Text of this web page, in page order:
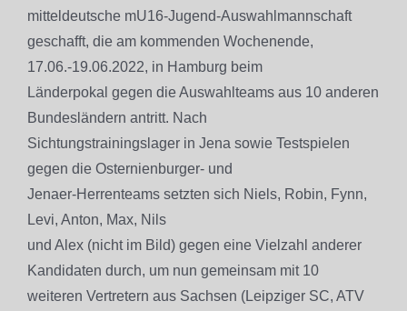
Bild
mitteldeutsche mU16-Jugend-Auswahlmannschaft
geschafft, die am kommenden Wochenende,
17.06.-19.06.2022, in Hamburg beim
Länderpokal gegen die Auswahlteams aus 10 anderen
Bundesländern antritt. Nach
Sichtungstrainingslager in Jena sowie Testspielen
gegen die Osternienburger- und
Jenaer-Herrenteams setzten sich Niels, Robin, Fynn,
Levi, Anton, Max, Nils
und Alex (nicht im Bild) gegen eine Vielzahl anderer
Kandidaten durch, um nun gemeinsam mit 10
weiteren Vertretern aus Sachsen (Leipziger SC, ATV